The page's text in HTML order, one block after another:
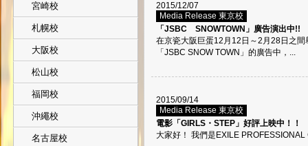
宮崎校
札幌校
大阪校
松山校
福岡校
沖繩校
名古屋校
2015/12/07
Media Release 東京校
「JSBC SNOWTOWN」廣告演出中!!
在京瓷大阪巨蛋12月12日～2月28日之
「JSBC SNOW TOWN」的廣告中，...
2015/09/14
Media Release 東京校
電影「GIRLS・STEP」好評上映中！！
大家好！ 我們是EXILE